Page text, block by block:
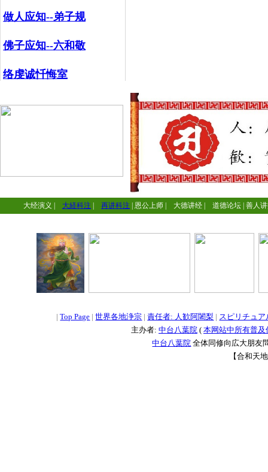
做人应知--弟子规
佛子应知--六和敬
络虔诚忏悔室
大经演义 大経科注 再讲科注 恩公上师 大德讲经 道德论坛 善人
|Top Page |世界各地浄宗 |責任者: 人歓阿闍梨 | スピリチュア
主办者: 中台八葉院 ( 本网站中所有普
中台八葉院 全体同修向広大朋友
【合和天